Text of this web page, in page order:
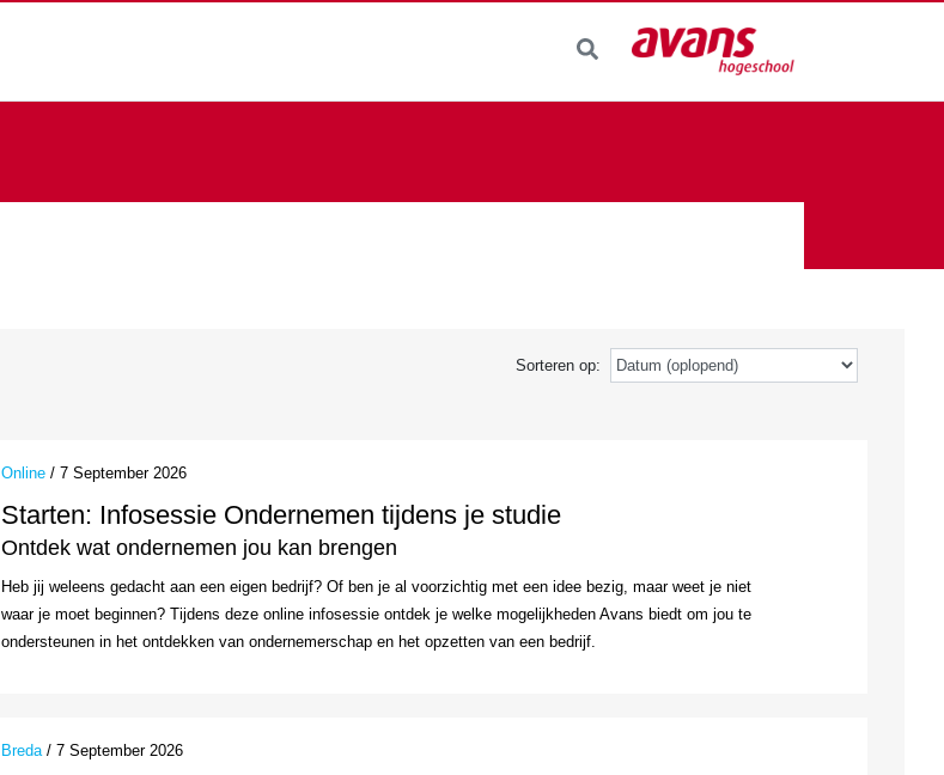
Sorteren op:
Online / 7 September 2026
Starten: Infosessie Ondernemen tijdens je studie
Ontdek wat ondernemen jou kan brengen
Heb jij weleens gedacht aan een eigen bedrijf? Of ben je al voorzichtig met een idee bezig, maar weet je niet
waar je moet beginnen? Tijdens deze online infosessie ontdek je welke mogelijkheden Avans biedt om jou te
ondersteunen in het ontdekken van ondernemerschap en het opzetten van een bedrijf.
Breda / 7 September 2026